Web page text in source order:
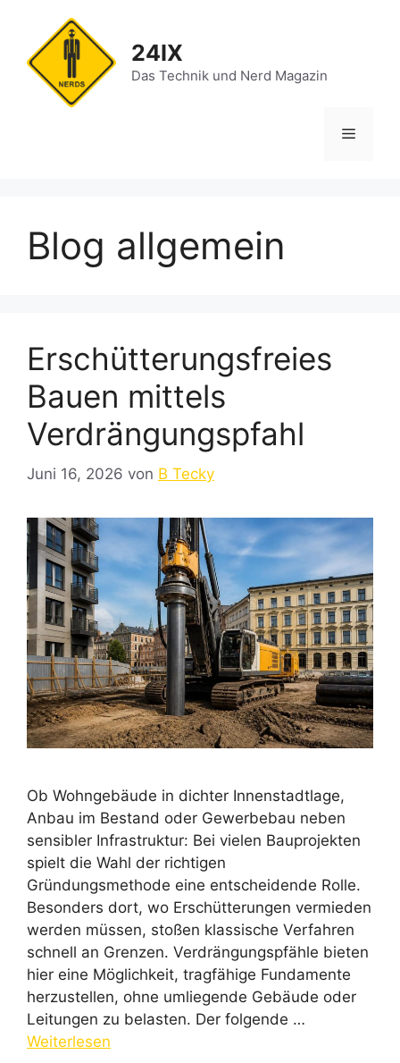
springen
24IX
Das Technik und Nerd Magazin
Menü
Blog allgemein
Erschütterungsfreies
Bauen mittels
Verdrängungspfahl
Juni 16, 2026 von B Tecky
Ob Wohngebäude in dichter Innenstadtlage,
Anbau im Bestand oder Gewerbebau neben
sensibler Infrastruktur: Bei vielen Bauprojekten
spielt die Wahl der richtigen
Gründungsmethode eine entscheidende Rolle.
Besonders dort, wo Erschütterungen vermieden
werden müssen, stoßen klassische Verfahren
schnell an Grenzen. Verdrängungspfähle bieten
hier eine Möglichkeit, tragfähige Fundamente
herzustellen, ohne umliegende Gebäude oder
Leitungen zu belasten. Der folgende …
Weiterlesen